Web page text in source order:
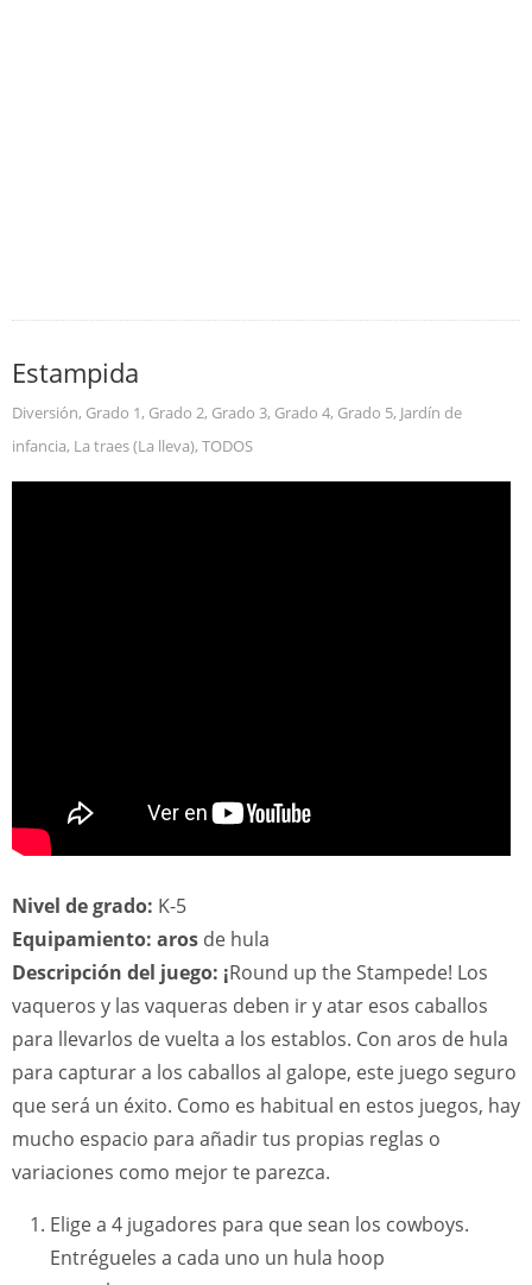
Estampida
Diversión, Grado 1, Grado 2, Grado 3, Grado 4, Grado 5, Jardín de
infancia, La traes (La lleva), TODOS
Nivel de grado: K-5
Equipamiento: aros de hula
Descripción del juego: ¡Round up the Stampede! Los
vaqueros y las vaqueras deben ir y atar esos caballos
para llevarlos de vuelta a los establos. Con aros de hula
para capturar a los caballos al galope, este juego seguro
que será un éxito. Como es habitual en estos juegos, hay
mucho espacio para añadir tus propias reglas o
variaciones como mejor te parezca.
Elige a 4 jugadores para que sean los cowboys.
Entrégueles a cada uno un hula hoop